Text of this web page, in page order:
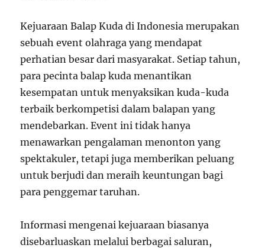
Kejuaraan Balap Kuda di Indonesia merupakan
sebuah event olahraga yang mendapat
perhatian besar dari masyarakat. Setiap tahun,
para pecinta balap kuda menantikan
kesempatan untuk menyaksikan kuda-kuda
terbaik berkompetisi dalam balapan yang
mendebarkan. Event ini tidak hanya
menawarkan pengalaman menonton yang
spektakuler, tetapi juga memberikan peluang
untuk berjudi dan meraih keuntungan bagi
para penggemar taruhan.
Informasi mengenai kejuaraan biasanya
disebarluaskan melalui berbagai saluran,